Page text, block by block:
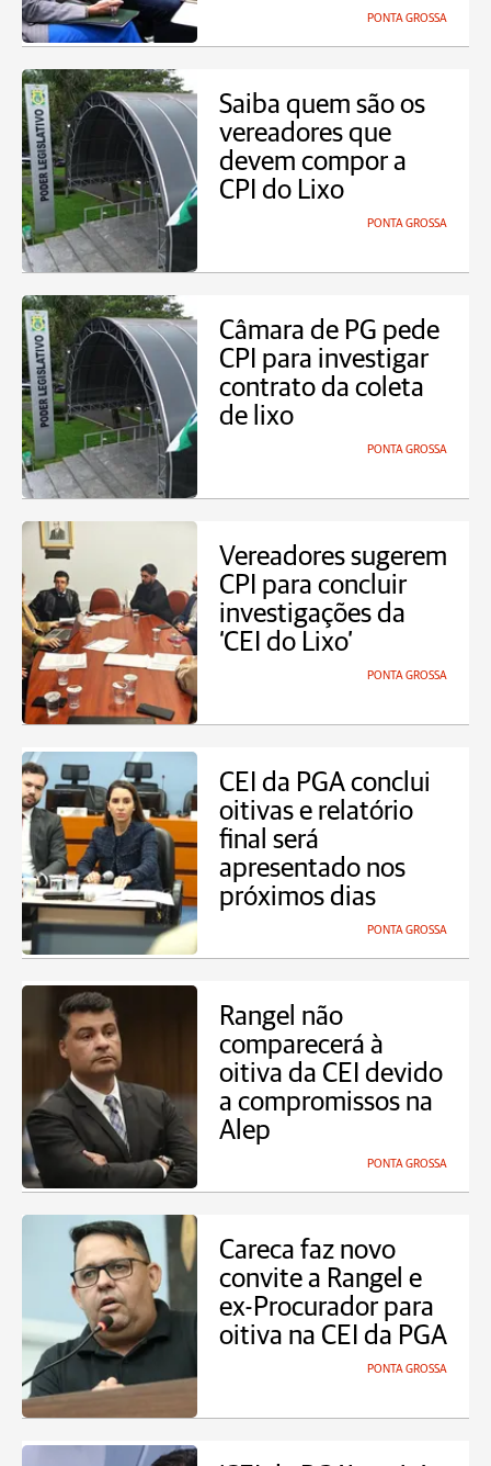
PONTA GROSSA
Saiba quem são os
vereadores que
devem compor a
CPI do Lixo
PONTA GROSSA
Câmara de PG pede
CPI para investigar
contrato da coleta
de lixo
PONTA GROSSA
Vereadores sugerem
CPI para concluir
investigações da
‘CEI do Lixo’
PONTA GROSSA
CEI da PGA conclui
oitivas e relatório
final será
apresentado nos
próximos dias
PONTA GROSSA
Rangel não
comparecerá à
oitiva da CEI devido
a compromissos na
Alep
PONTA GROSSA
Careca faz novo
convite a Rangel e
ex-Procurador para
oitiva na CEI da PGA
PONTA GROSSA